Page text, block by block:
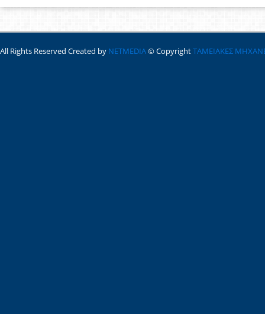
All Rights Reserved Created by NETMEDIA© CopyrightΤΑΜΕΙΑΚΕΣ